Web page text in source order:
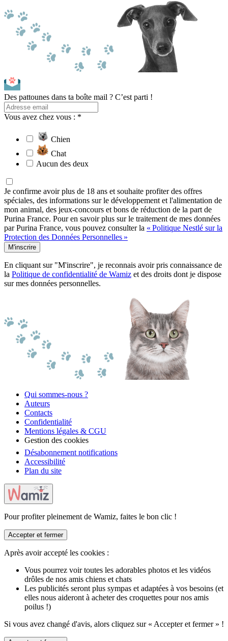
Des pattounes dans ta boîte mail ? C’est parti !
Vous avez chez vous : *
Chien
Chat
Aucun des deux
Je confirme avoir plus de 18 ans et souhaite profiter des offres
spéciales, des informations sur le développement et l'alimentation de
mon animal, des jeux-concours et bons de réduction de la part de
Purina France. Pour en savoir plus sur le traitement de mes données
par Purina France, vous pouvez consulter la « Politique Nestlé sur la
Protection des Données Personnelles »
M'inscrire
En cliquant sur "M'inscrire", je reconnais avoir pris connaissance de
la Politique de confidentialité de Wamiz et des droits dont je dispose
sur mes données personnelles.
Qui sommes-nous ?
Auteurs
Contacts
Confidentialité
Mentions légales & CGU
Gestion des cookies
Désabonnement notifications
Accessibilité
Plan du site
Pour profiter pleinement de Wamiz, faites le bon clic !
Accepter et fermer
Après avoir accepté les cookies :
Vous pourrez voir toutes les adorables photos et les vidéos
drôles de nos amis chiens et chats
Les publicités seront plus sympas et adaptées à vos besoins (et
elles nous aideront à acheter des croquettes pour nos amis
poilus !)
Si vous avez changé d'avis, alors cliquez sur « Accepter et fermer » !